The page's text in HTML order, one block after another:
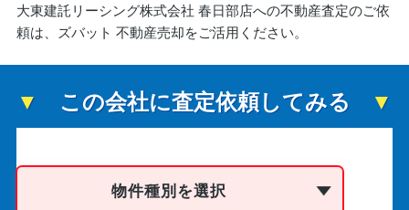
大東建託リーシング株式会社 春日部店への不動産査定のご依
頼は、ズバット 不動産売却をご活用ください。
この会社に査定依頼してみる
物件種別を選択